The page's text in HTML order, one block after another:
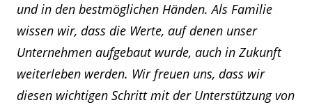
und in den bestmöglichen Händen. Als Familie
wissen wir, dass die Werte, auf denen unser
Unternehmen aufgebaut wurde, auch in Zukunft
weiterleben werden. Wir freuen uns, dass wir
diesen wichtigen Schritt mit der Unterstützung von